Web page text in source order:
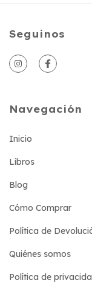
Seguinos
Navegación
Inicio
Libros
Blog
Cómo Comprar
Política de
Quiénes somos
Política de